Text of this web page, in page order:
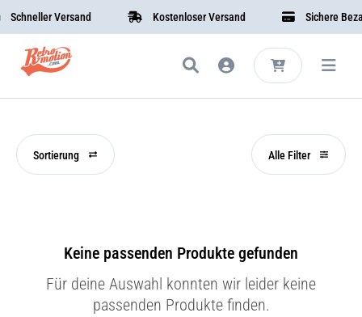
Versand Kostenloser Versand Sichere
Sortierung Alle Filter
Keine passenden Produkte gefunden
Für deine Auswahl konnten wir leider keine
passenden Produkte finden.